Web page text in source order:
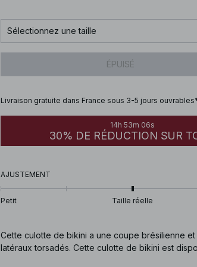
Sélectionnez une taille
ÉPUISÉ
Livraison gratuite dans France sous 3-5 jours
14h 53m 05s
30% DE RÉDUCTION SUR
AJUSTEMENT
Petit Taille réelle
Cette culotte de bikini a une coupe brésilienne et
latéraux torsadés. Cette culotte de bikini est